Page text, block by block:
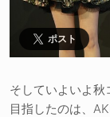
ポスト
そしていよいよ
目指したのは、